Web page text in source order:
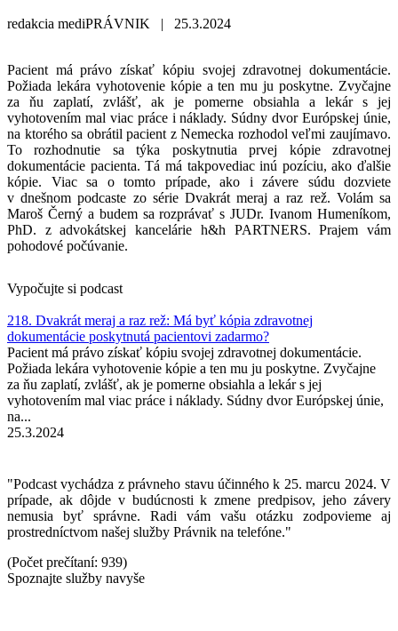
redakcia mediPRÁVNIK | 25.3.2024
Pacient má právo získať kópiu svojej zdravotnej dokumentácie.
Požiada lekára vyhotovenie kópie a ten mu ju poskytne. Zvyčajne
za ňu zaplatí, zvlášť, ak je pomerne obsiahla a lekár s jej
vyhotovením mal viac práce i náklady. Súdny dvor Európskej únie,
na ktorého sa obrátil pacient z Nemecka rozhodol veľmi zaujímavo.
To rozhodnutie sa týka poskytnutia prvej kópie zdravotnej
dokumentácie pacienta. Tá má takpovediac inú pozíciu, ako ďalšie
kópie. Viac sa o tomto prípade, ako i závere súdu dozviete
v dnešnom podcaste zo série Dvakrát meraj a raz rež. Volám sa
Maroš Černý a budem sa rozprávať s JUDr. Ivanom Humeníkom,
PhD. z advokátskej kancelárie h&h PARTNERS. Prajem vám
pohodové počúvanie.
Vypočujte si podcast
218. Dvakrát meraj a raz rež: Má byť kópia zdravotnej
dokumentácie poskytnutá pacientovi zadarmo?
Pacient má právo získať kópiu svojej zdravotnej dokumentácie.
Požiada lekára vyhotovenie kópie a ten mu ju poskytne. Zvyčajne
za ňu zaplatí, zvlášť, ak je pomerne obsiahla a lekár s jej
vyhotovením mal viac práce i náklady. Súdny dvor Európskej únie,
na...
25.3.2024
"Podcast vychádza z právneho stavu účinného k 25. marcu 2024. V
prípade, ak dôjde v budúcnosti k zmene predpisov, jeho závery
nemusia byť správne. Radi vám vašu otázku zodpovieme aj
prostredníctvom našej služby Právnik na telefóne."
(Počet prečítaní: 939)
Spoznajte služby navyše